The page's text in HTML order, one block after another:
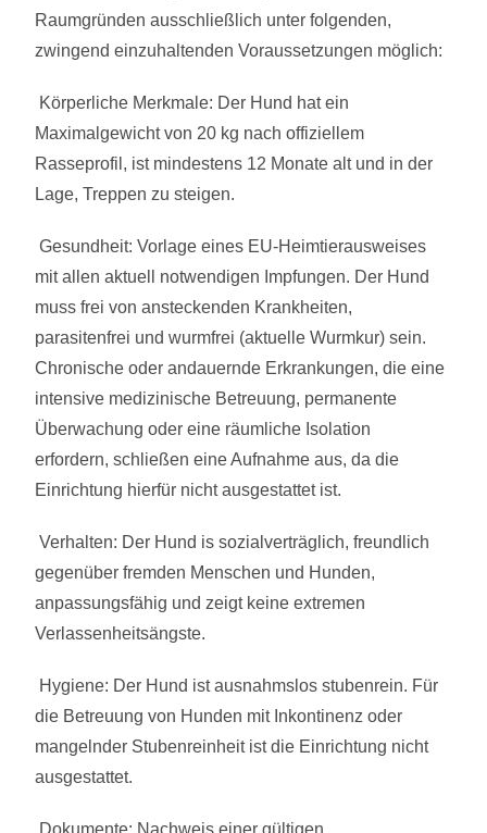
Raumgründen ausschließlich unter folgenden,
zwingend einzuhaltenden Voraussetzungen möglich:
Körperliche Merkmale: Der Hund hat ein
Maximalgewicht von 20 kg nach offiziellem
Rasseprofil, ist mindestens 12 Monate alt und in der
Lage, Treppen zu steigen.
Gesundheit: Vorlage eines EU-Heimtierausweises
mit allen aktuell notwendigen Impfungen. Der Hund
muss frei von ansteckenden Krankheiten,
parasitenfrei und wurmfrei (aktuelle Wurmkur) sein.
Chronische oder andauernde Erkrankungen, die eine
intensive medizinische Betreuung, permanente
Überwachung oder eine räumliche Isolation
erfordern, schließen eine Aufnahme aus, da die
Einrichtung hierfür nicht ausgestattet ist.
Verhalten: Der Hund is sozialverträglich, freundlich
gegenüber fremden Menschen und Hunden,
anpassungsfähig und zeigt keine extremen
Verlassenheitsängste.
Hygiene: Der Hund ist ausnahmslos stubenrein. Für
die Betreuung von Hunden mit Inkontinenz oder
mangelnder Stubenreinheit ist die Einrichtung nicht
ausgestattet.
Dokumente: Nachweis einer gültigen